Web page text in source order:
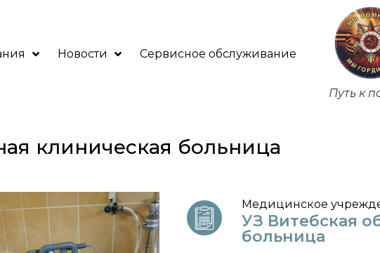
Новости Сервисное обслуживание
Путь к
клиническая больница
Медицинское
УЗ Витебская
больница